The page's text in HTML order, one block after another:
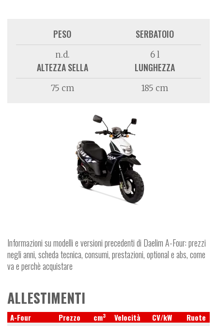
PESO
n.d.
SERBATOIO
6 l
ALTEZZA SELLA
75 cm
LUNGHEZZA
185 cm
Informazioni su modelli e versioni precedenti di Daelim A-Four: prezzi
negli anni, scheda tecnica, consumi, prestazioni, optional e abs, come
va e perchè acquistare
ALLESTIMENTI
A-Four Prezzo cm3 Velocità CV/kW Ruote